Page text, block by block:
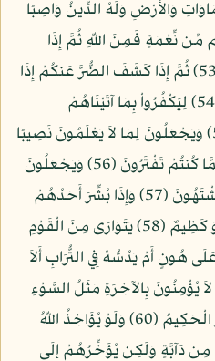
الْسَّمَاوَاتِ وَالأَرْضِ وَلَهُ الدِّينُ وَاصِبًا
(52) وَمَا بِكُم مِّن نِّعْمَةٍ فَمِنَ اللّهِ ثُمَّ إِذَا
مَسَّكُمُ الضُّرُّ فَإِلَيْهِ تَجْأَرُونَ (53) ثُمَّ إِذَا كَشَفَ الضُّرَّ عَنكُمْ إِذَا
فَرِيقٌ مِّنكُم بِرَبِّهِمْ يُشْرِكُونَ (54) لِيَكْفُرُواْ بِمَا آتَيْنَاهُمْ
فَتَمَتَّعُواْ فَسَوْفَ تَعْلَمُونَ (55) وَيَجْعَلُونَ لِمَا لاَ يَعْلَمُونَ نَصِيبًا
مِّمَّا رَزَقْنَاهُمْ تَاللّهِ لَتُسْأَلُنَّ عَمَّا كُنتُمْ تَفْتَرُونَ (56) وَيَجْعَلُونَ
لِلّهِ الْبَنَاتِ سُبْحَانَهُ وَلَهُم مَّا يَشْتَهُونَ (57) وَإِذَا بُشِّرَ أَحَدُهُمْ
بِالأُنثَى ظَلَّ وَجْهُهُ مُسْوَدًّا وَهُوَ كَظِيمٌ (58) يَتَوَارَى مِنَ الْقَوْمِ
هُونٍ أَمْ يَدُسُّهُ فِي التُّرَابِ أَلاَ
(59) لِلَّذِينَ لاَ يُؤْمِنُونَ بِالآخِرَةِ مَثَلُ السَّوْءِ
وَلِلّهِ الْمَثَلُ الأَعْلَىَ وَهُوَ الْعَزِيزُ الْحَكِيمُ (60) وَلَوْ يُؤَاخِذُ اللّهُ
مِن دَآبَّةٍ وَلَكِن يُؤَخِّرُهُمْ إلَى